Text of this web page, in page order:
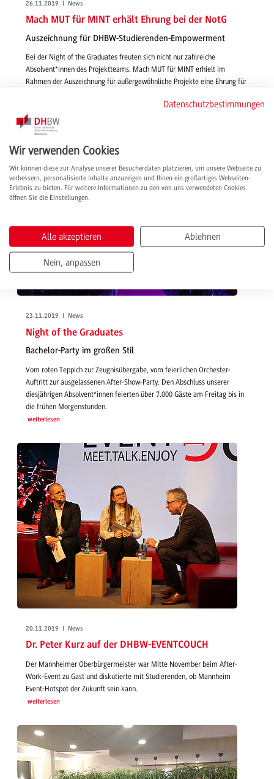
26.11.2019 | News
Mach MUT für MINT erhält Ehrung bei der NotG
Auszeichnung für DHBW-Studierenden-Empowerment
Bei der Night of the Graduates freuten sich nicht nur zahlreiche
Absolvent*innen des Projektteams. Mach MUT für MINT erhielt im
Rahmen der Auszeichnung für außergewöhnliche Projekte eine Ehrung für
23.11.2019 | News
Night of the Graduates
Bachelor-Party im großen Stil
Vom roten Teppich zur Zeugnisübergabe, vom feierlichen Orchester-
Auftritt zur ausgelassenen After-Show-Party. Den Abschluss unserer
diesjährigen Absolvent*innen feierten über 7.000 Gäste am Freitag bis in
die frühen Morgenstunden.
weiterlesen
20.11.2019 | News
Dr. Peter Kurz auf der DHBW-EVENTCOUCH
Der Mannheimer Oberbürgermeister war Mitte November beim After-
Work-Event zu Gast und diskutierte mit Studierenden, ob Mannheim
Event-Hotspot der Zukunft sein kann.
weiterlesen
Datenschutzbestimmungen
Wir verwenden Cookies
Wir können diese zur Analyse unserer Besucherdaten platzieren, um unsere Webseite zu
verbessern, personalisierte Inhalte anzuzeigen und Ihnen ein großartiges Webseiten-
Erlebnis zu bieten. Für weitere Informationen zu den von uns verwendeten Cookies
öffnen Sie die Einstellungen.
Alle akzeptieren Ablehnen
Nein, anpassen